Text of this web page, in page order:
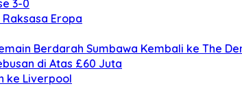
3-0
Raksasa Eropa
Berdarah Sumbawa Kembali ke The
di Atas £60 Juta
ke Liverpool